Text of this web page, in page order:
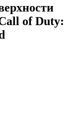
of Duty: